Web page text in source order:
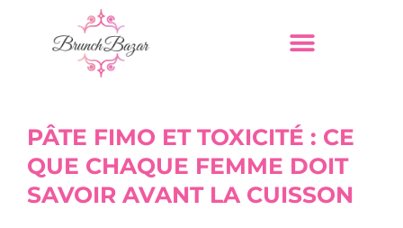
PÂTE FIMO ET TOXICITÉ : CE
QUE CHAQUE FEMME DOIT
SAVOIR AVANT LA CUISSON